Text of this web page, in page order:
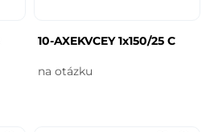
10-AXEKVCEY 1x150/25 C
na otázku